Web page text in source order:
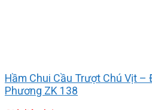
Hầm Chui Cầu Trượt Chú Vịt
Phương ZK 138